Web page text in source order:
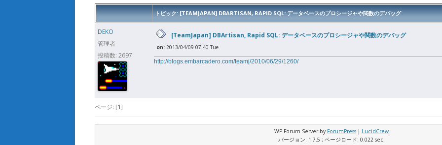
トピック: [TEAMJAPAN] DBARTISAN, RAPID SQL: データベースのプロシージャや関数のデバッグ
DEKO
管理者
投稿数: 2697
[TeamJapan] DBArtisan, Rapid SQL: データベースのプロシージャや関数のデバッグ
on: 2013/04/09 07:40 Tue
http://blogs.embarcadero.com/teamj/2010/06/29/1260/
ページ: [1]
WP Forum Server by ForumPress | LucidCrew
バージョン: 1.7.5 ; ページロード: 0.022 sec.